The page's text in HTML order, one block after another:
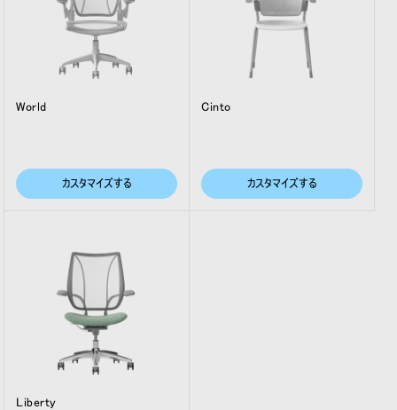
World
カスタマイズする
Cinto
カスタマイズする
Liberty